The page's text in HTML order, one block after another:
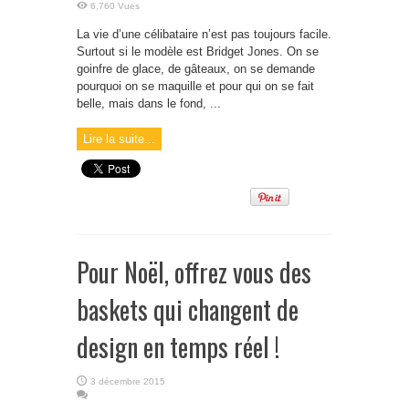
6,760 Vues
La vie d’une célibataire n’est pas toujours facile.
Surtout si le modèle est Bridget Jones. On se
goinfre de glace, de gâteaux, on se demande
pourquoi on se maquille et pour qui on se fait
belle, mais dans le fond, ...
Lire la suite...
Pour Noël, offrez vous des
baskets qui changent de
design en temps réel !
3 décembre 2015